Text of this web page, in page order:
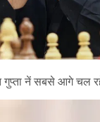
गुप्ता नें सबसे आगे चल